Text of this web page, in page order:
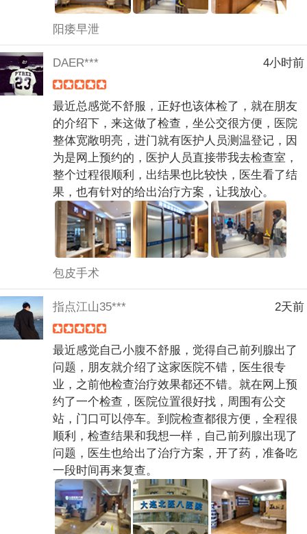
阳痿早泄
DAER*** 4小时前
最近总感觉不舒服，正好也该体检了，就在朋友
的介绍下，来这做了检查，坐公交很方便，医院
整体宽敞明亮，进门就有医护人员测温登记，因
为是网上预约的，医护人员直接带我去检查室，
整个过程很顺利，出结果也比较快，医生看了结
果，也有针对的给出治疗方案，让我放心。
包皮手术
指点江山35*** 2天前
最近感觉自己小腹不舒服，觉得自己前列腺出了
问题，朋友就介绍了这家医院不错，医生很专
业，之前他检查治疗效果都还不错。就在网上预
约了一个检查，医院位置很好找，周围有公交
站，门口可以停车。到院检查都很方便，全程很
顺利，检查结果和我想一样，自己前列腺出现了
问题，医生也给出了治疗方案，开了药，准备吃
一段时间再来复查。